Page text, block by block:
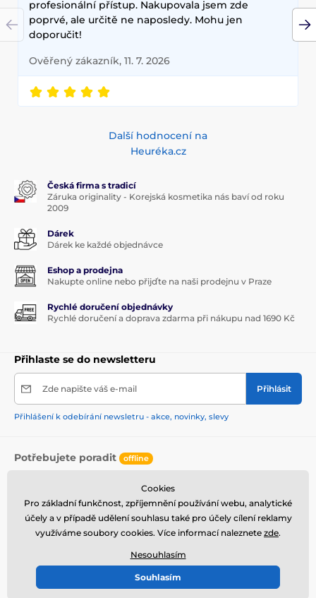
profesionální přístup. Nakupovala jsem zde
poprvé, ale určitě ne naposledy. Mohu jen
doporučit!
Ověřený zákazník, 11. 7. 2026
Další hodnocení na
Heuréka.cz
Česká firma s tradicí
Záruka originality - Korejská kosmetika nás baví od roku
2009
Dárek
Dárek ke každé objednávce
Eshop a prodejna
Nakupte online nebo přijďte na naši prodejnu v Praze
Rychlé doručení objednávky
Rychlé doručení a doprava zdarma při nákupu nad 1690 Kč
Přihlaste se do newsletteru
Zde napište váš e-mail Přihlásit
Přihlášení k odebírání newsletru - akce, novinky, slevy
Potřebujete poradit offline
+420 603 968 981
info@bb-cream.cz
Kde nás najdete
Čeština
Jsme také na: Youtube Facebook
Instagram
Cookies
Pro základní funkčnost, zpříjemnění používání webu, analytické
účely a v případě udělení souhlasu také pro účely cílení reklamy
využíváme soubory cookies. Více informací naleznete zde.
Nesouhlasím
Souhlasím